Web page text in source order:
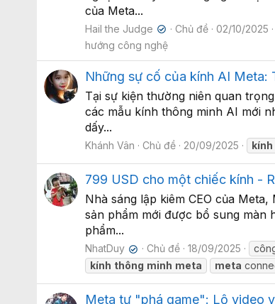
của Meta...
Hail the Judge ✔ Chủ đề 02/10/2025
hướng công nghệ
Những sự cố của kính AI Meta:
Tại sự kiện thường niên quan
các mẫu kính thông minh AI mới
dấy...
Khánh Vân Chủ đề 20/09/2025 kính
799 USD cho một chiếc kính -
Nhà sáng lập kiêm CEO của
sản phẩm mới được bổ sung màn
phẩm...
NhatDuy ✔ Chủ đề 18/09/2025
kính thông minh meta meta
Meta tự "phá game": Lộ video